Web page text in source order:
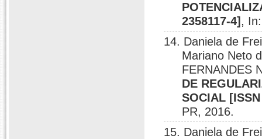
2358117-4] ,
14. Daniela de
Mariano Neto
FERNANDES
DE
SOCIAL
PR, 2016.
15. Daniela de